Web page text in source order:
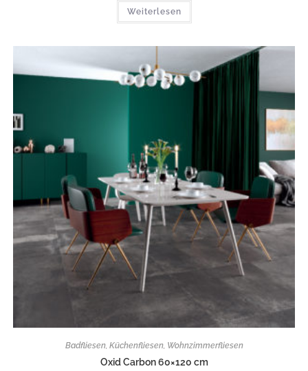
Weiterlesen
Badfliesen, Küchenfliesen, Wohnzimmerfliesen
Oxid Carbon 60×120 cm